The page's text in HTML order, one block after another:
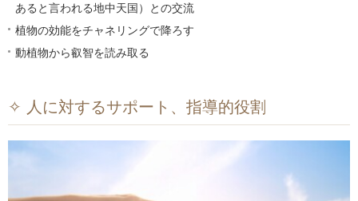
あると言われる地中天国）との交流
植物の効能をチャネリングで降ろす
動植物から叡智を読み取る
✧ 人に対するサポート、指導的役割